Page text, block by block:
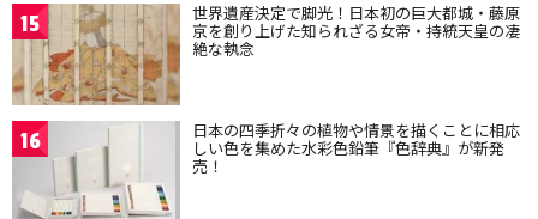
15 世界遺産決定で脚光！日本初の巨大都城・藤原
京を創り上げた知られざる女帝・持統天皇の凄
絶な執念
16 日本の四季折々の植物や情景を描くことに相応
しい色を集めた水彩色鉛筆『色辞典』が新発
売！